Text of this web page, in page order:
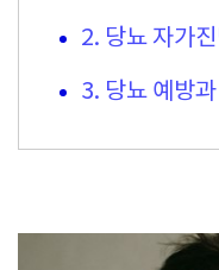
2. 당뇨 자가
3. 당뇨 예방